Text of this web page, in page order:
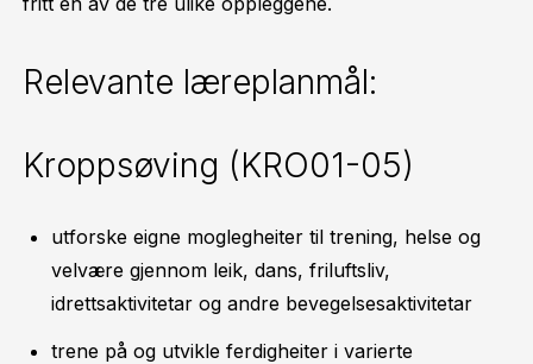
Relevante læreplanmål:
Kroppsøving (KRO01-05)
utforske eigne moglegheiter til trening, helse og
velvære gjennom leik, dans, friluftsliv,
idrettsaktivitetar og andre bevegelsesaktivitetar
trene på og utvikle ferdigheiter i varierte